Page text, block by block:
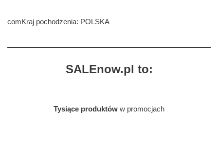
comKraj pochodzenia: POLSKA
SALEnow.pl to:
Tysiące produktów w promocjach